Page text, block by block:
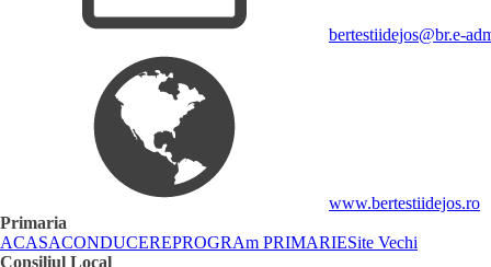
bertestiidejos@br.e-
www.bertestiidejos.ro
Primaria
ACASACONDUCEREPROGRAm PRIMARIESite Vechi
Consiliul Local